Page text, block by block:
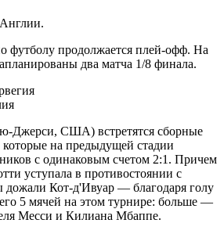
футболу продолжается плей-офф. На
два матча 1/8 финала.
Джерси, США) встретятся сборные
на предыдущей стадии
с одинаковым счетом 2:1. Причем
уступала в противостоянии с
Кот-д'Ивуар — благодаря голу
5 мячей на этом турнире: больше —
Месси и Килиана Мбаппе.